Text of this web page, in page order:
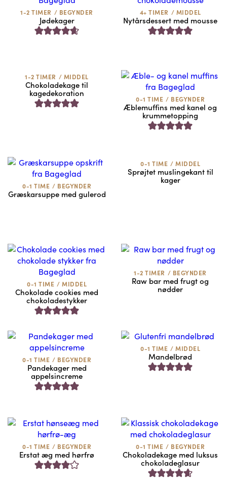
1-2 TIMER / BEGYNDER
Jødekager
4+ TIMER / MIDDEL
Nytårsdessert med mousse
1-2 TIMER / MIDDEL
Chokoladekage til
kagedekoration
0-1 TIME / BEGYNDER
Æblemuffins med kanel og
krummetopping
0-1 TIME / BEGYNDER
Græskarsuppe med gulerod
0-1 TIME / MIDDEL
Sprøjtet muslingekant til
kager
0-1 TIME / MIDDEL
Chokolade cookies med
chokoladestykker
1-2 TIMER / BEGYNDER
Raw bar med frugt og
nødder
0-1 TIME / BEGYNDER
Pandekager med
appelsincreme
0-1 TIME / MIDDEL
Mandelbrød
0-1 TIME / BEGYNDER
Erstat æg med hørfrø
0-1 TIME / BEGYNDER
Chokoladekage med luksus
chokoladeglasur